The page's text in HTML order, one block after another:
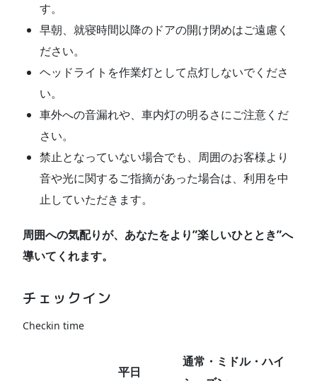
す。
早朝、就寝時間以降のドアの開け閉めはご遠慮く
ださい。
ヘッドライトを作業灯として点灯しないでくださ
い。
車外への音漏れや、車内灯の明るさにご注意くだ
さい。
禁止となっていない場合でも、周囲のお客様より
音や光に関するご指摘があった場合は、利用を中
止していただきます。
周囲への気配りが、あなたをより”楽しいひととき”へ
導いてくれます。
チェックイン
Checkin time
平日
通常・ミドル・ハイ